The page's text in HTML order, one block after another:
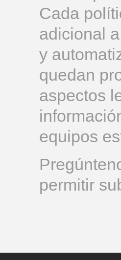
Cada
adicional
y
quedan
aspectos
equipos
permitir